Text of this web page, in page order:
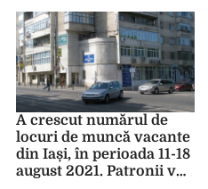
patroni. În programul
„Viitor pentru tinerii
NEETs II” sunt incluse
toate județele din
Moldova
A crescut numărul de
locuri de muncă vacante
din Iași, în perioada 11-18
august 2021. Patronii vor